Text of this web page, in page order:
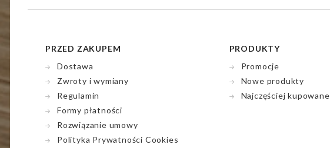
PRZED ZAKUPEM
Dostawa
Zwroty i wymiany
Regulamin
Formy płatności
Rozwiązanie umowy
Polityka Prywatności Cookies
PRODUKTY
Promocje
Nowe produkty
Najczęściej kupowane